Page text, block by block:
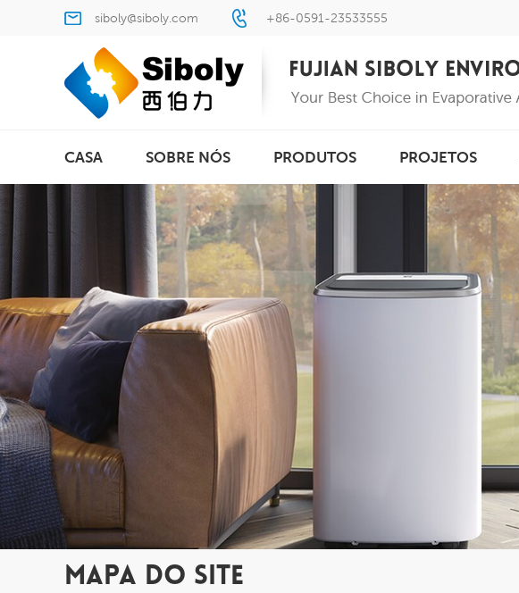
siboly@siboly.com +86-0591-23533555
CASA SOBRE NÓS PRODUTOS PROJETOS
MAPA DO SITE